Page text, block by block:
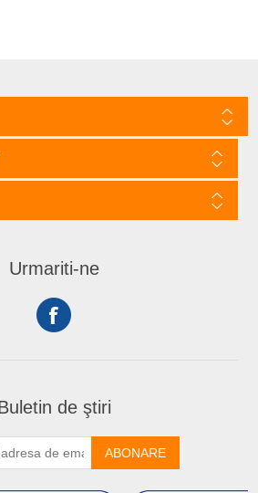
Urmariti-ne
de ştiri
ABONARE